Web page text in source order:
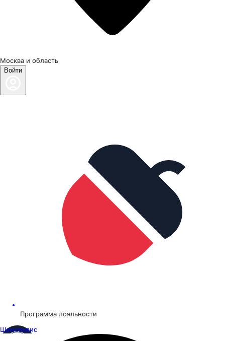
Москва и область
Войти
Программа лояльности
Шинсервис